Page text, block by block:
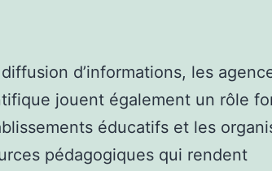
d’informations, les
jouent également un rôle
éducatifs et les
pédagogiques qui rendent